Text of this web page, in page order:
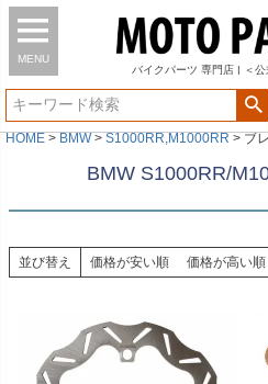
MENU
バイク パーツ 専門店 | ＜公
HOME BMW S1000RR,M1000RR ブ
BMW S1000RR/
並び替え 価格が安い順 価格が高い順